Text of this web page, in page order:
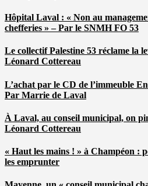
Hôpital Laval : « Non au
chefferies » – Par le SNMH FO 53
Le collectif Palestine 53 réclame la
Léonard Cottereau
L’achat par le CD de l’immeuble
Par Marrie de Laval
À Laval, au conseil municipal, on
Léonard Cottereau
« Haut les mains ! » à Champéon :
les emprunter